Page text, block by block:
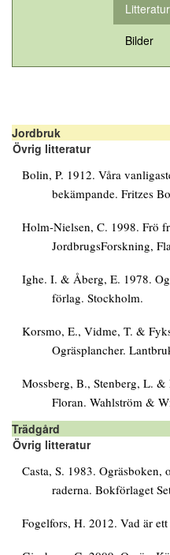
Bilder
Jordbruk
Övrig litteratur
Bolin, P. 1912. Våra
bekämpande. Fritzes
Holm-Nielsen, C. 1998. Frö
JordbrugsForskning,
Ighe. I. & Åberg, E. 1978.
förlag. Stockholm.
Korsmo, E., Vidme, T. &
Ogräsplancher.
Mossberg, B., Stenberg, L.
Floran. Wahlström &
Trädgård
Övrig litteratur
Casta, S. 1983. Ogräsboken,
raderna. Bokförlaget
Fogelfors, H. 2012. Vad är